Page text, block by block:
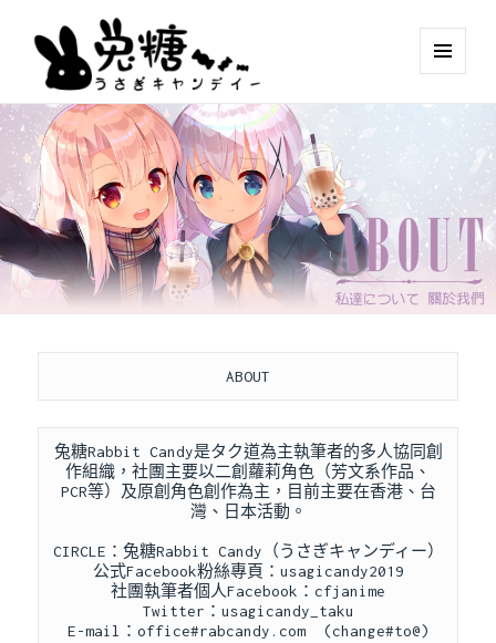
AND
WIDGETS
ABOUT
兔糖Rabbit Candy是タク道為主執筆者的多人協同創
作組織，社團主要以二創蘿莉角色（芳文系作品、
PCR等）及原創角色創作為主，目前主要在香港、台
灣、日本活動。
CIRCLE：兔糖Rabbit Candy（うさぎキャンディー）
公式Facebook粉絲專頁： usagicandy2019
社團執筆者個人Facebook： cfjanime
Twitter： usagicandy_taku
E-mail：office#rabcandy.com  (change#to@)